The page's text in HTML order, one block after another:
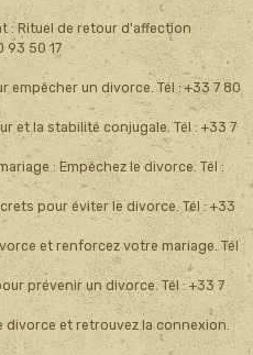
: Rituel de retour d'affection
93 50 17
empêcher un divorce. Tél : +33 7 80
et la stabilité conjugale. Tél : +33 7
: Empêchez le divorce. Tél :
pour éviter le divorce. Tél : +33
et renforcez votre mariage. Tél
prévenir un divorce. Tél : +33 7
divorce et retrouvez la connexion.